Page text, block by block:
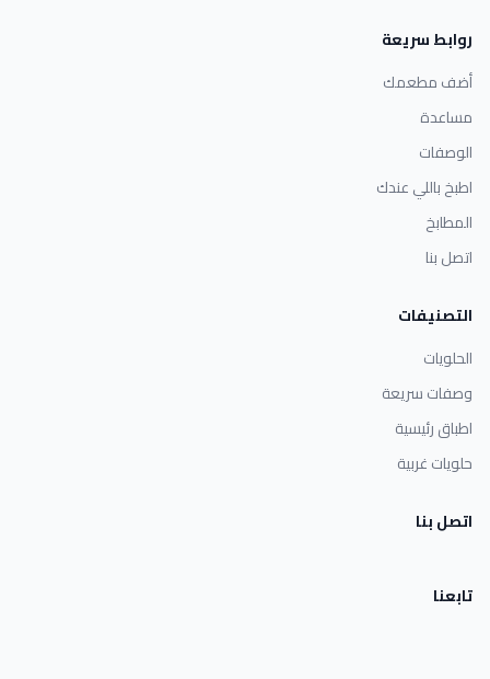
روابط سريعة
أضف مطعمك
مساعدة
الوصفات
اطبخ باللي عندك
المطابخ
اتصل بنا
التصنيفات
الحلويات
وصفات سريعة
اطباق رئيسية
حلويات غربية
اتصل بنا
تابعنا